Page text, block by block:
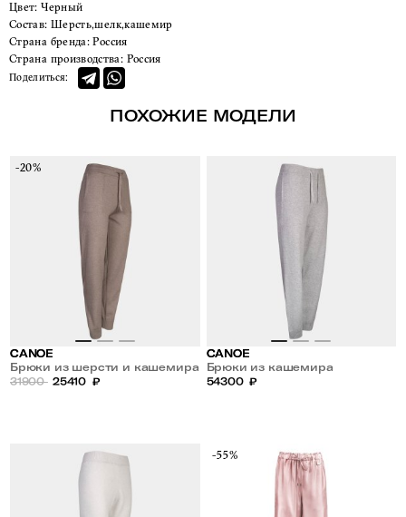
Цвет:
Черный
Состав: Шерсть,шелк,кашемир
Страна бренда: Россия
Страна производства: Россия
Поделиться:
ПОХОЖИЕ МОДЕЛИ
-20%
CANOE
Брюки из шерсти и кашемира
31900 25410 ₽
CANOE
Брюки из кашемира
54300 ₽
-55%